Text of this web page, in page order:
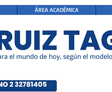
ÁREA ACADÉMICA